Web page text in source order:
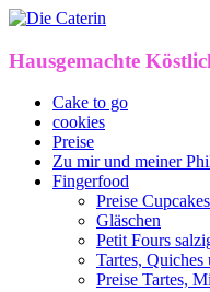
Hausgemachte
Cake to go
cookies
Preise
Zu mir und meiner
Fingerfood
Preise
Gläschen
Petit Fours
Tartes,
Preise Tartes,